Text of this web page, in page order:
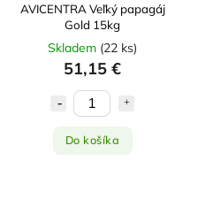
AVICENTRA Veľký papagáj
Gold 15kg
Skladem (22 ks)
51,15 €
Do košíka